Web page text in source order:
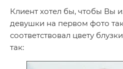
Клиент хотел бы, чтобы Вы
девушки на первом фото
соответствовал цвету
так: